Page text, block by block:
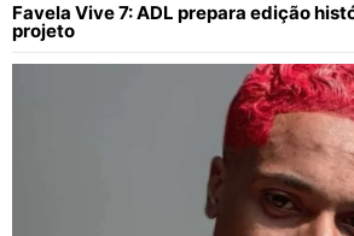
Favela Vive 7: ADL prepara edição
projeto